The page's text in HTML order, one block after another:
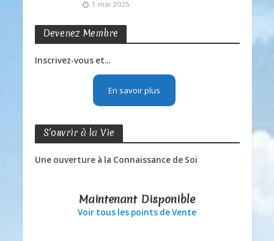
1 mai 2025
Devenez Membre
Inscrivez-vous et...
En savoir plus
S’ouvrir à la Vie
Une ouverture à la Connaissance de Soi
Maintenant Disponible
Voir tous les points de Vente